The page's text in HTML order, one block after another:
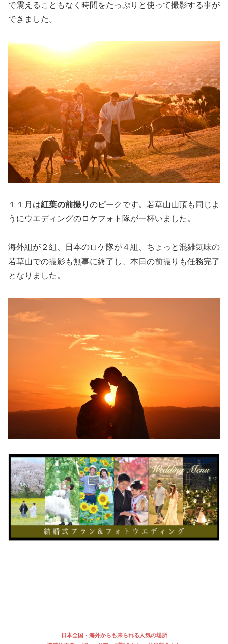
で震えることもなく時間をたっぷりと使って撮影する事が
できました。
１１月は紅葉の前撮りのピークです。若草山山頂も同じよ
うにウエディングのロケフォト隊が一杯いました。
海外組が２組、日本のロケ隊が４組、ちょっと混雑気味の
若草山での撮影も無事に終了し、本日の前撮りも任務完了
となりました。
空き状況などの簡単な問い合わせはLINEでOK